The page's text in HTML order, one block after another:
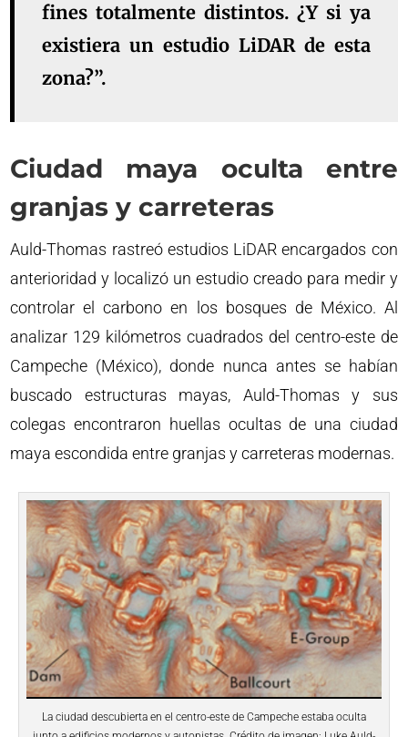
fines totalmente distintos. ¿Y si ya
existiera un estudio LiDAR de esta
zona?”.
Ciudad maya oculta entre
granjas y carreteras
Auld-Thomas rastreó estudios LiDAR encargados con
anterioridad y localizó un estudio creado para medir y
controlar el carbono en los bosques de México. Al
analizar 129 kilómetros cuadrados del centro-este de
Campeche (México), donde nunca antes se habían
buscado estructuras mayas, Auld-Thomas y sus
colegas encontraron huellas ocultas de una ciudad
maya escondida entre granjas y carreteras modernas.
La ciudad descubierta en el centro-este de Campeche estaba oculta